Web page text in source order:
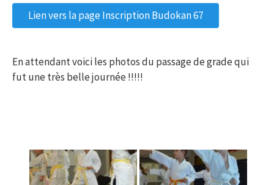
Lien vers la page Inscription Budokan 67
En attendant voici les photos du passage de grade qui
fut une très belle journée !!!!!